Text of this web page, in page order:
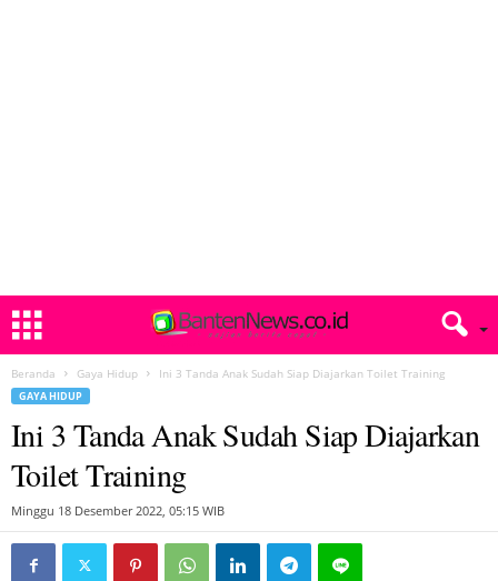
Beranda Gaya Hidup Ini 3 Tanda Anak Sudah Siap Diajarkan Toilet Training
GAYA HIDUP
Ini 3 Tanda Anak Sudah Siap Diajarkan
Toilet Training
Minggu 18 Desember 2022, 05:15 WIB